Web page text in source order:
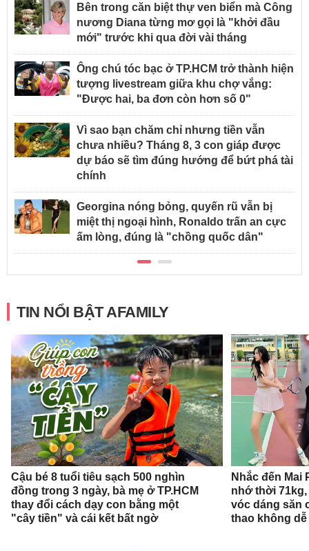
Bên trong căn biệt thự ven biển mà Công
nương Diana từng mơ gọi là "khởi đầu
mới" trước khi qua đời vài tháng
Ông chú tóc bạc ở TP.HCM trở thành hiện
tượng livestream giữa khu chợ vắng:
"Được hai, ba đơn còn hơn số 0"
Vì sao bạn chăm chỉ nhưng tiền vẫn
chưa nhiều? Tháng 8, 3 con giáp được
dự báo sẽ tìm đúng hướng để bứt phá tài
chính
Georgina nóng bỏng, quyến rũ vẫn bị
miệt thị ngoại hình, Ronaldo trấn an cực
ấm lòng, đúng là "chồng quốc dân"
TIN NỔI BẬT AFAMILY
Cậu bé 8 tuổi tiêu sạch 500 nghìn
đồng trong 3 ngày, bà mẹ ở TP.HCM
thay đổi cách dạy con bằng một
"cây tiền" và cái kết bất ngờ
Nhắc đến
nhớ thời
vóc dáng săn
thao không